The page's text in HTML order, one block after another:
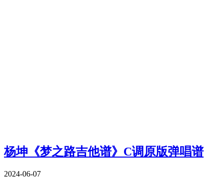
杨坤《梦之路吉他谱》C调原版弹唱谱
2024-06-07